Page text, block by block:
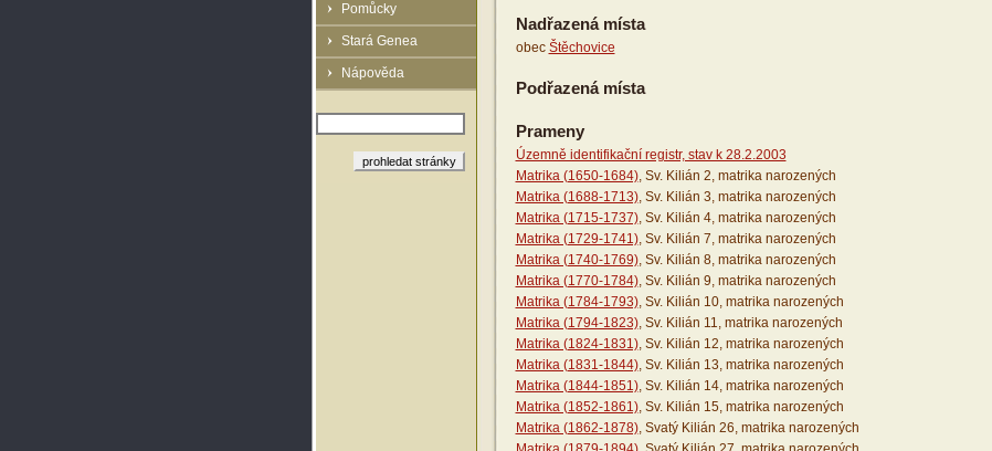
Pomůcky
Stará Genea
Nápověda
Nadřazená místa
obec Štěchovice
Podřazená místa
Prameny
Územně identifikační registr, stav k 28.2.2003
Matrika (1650-1684), Sv. Kilián 2, matrika narozených
Matrika (1688-1713), Sv. Kilián 3, matrika narozených
Matrika (1715-1737), Sv. Kilián 4, matrika narozených
Matrika (1729-1741), Sv. Kilián 7, matrika narozených
Matrika (1740-1769), Sv. Kilián 8, matrika narozených
Matrika (1770-1784), Sv. Kilián 9, matrika narozených
Matrika (1784-1793), Sv. Kilián 10, matrika narozených
Matrika (1794-1823), Sv. Kilián 11, matrika narozených
Matrika (1824-1831), Sv. Kilián 12, matrika narozených
Matrika (1831-1844), Sv. Kilián 13, matrika narozených
Matrika (1844-1851), Sv. Kilián 14, matrika narozených
Matrika (1852-1861), Sv. Kilián 15, matrika narozených
Matrika (1862-1878), Svatý Kilián 26, matrika narozených